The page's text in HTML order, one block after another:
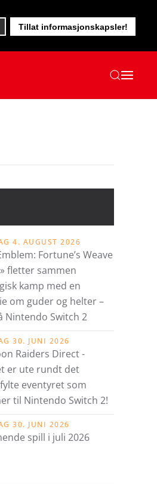
Tillat informasjonskapsler!
4. AUGUST 2026
Fortune’s Weave
fletter sammen
kamp med en
om guder og helter –
Nintendo Switch 2
30. JUNI 2026
Raiders Direct -
er ute rundt det
eventyret som
til Nintendo Switch 2!
30. JUNI 2026
spill i juli 2026